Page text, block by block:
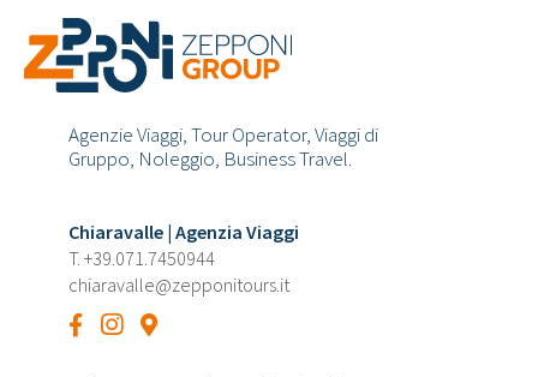
Agenzie Viaggi, Tour Operator, Viaggi di
Gruppo, Noleggio, Business Travel.
Chiaravalle | Agenzia Viaggi
T. +39.071.7450944
chiaravalle@zepponitours.it